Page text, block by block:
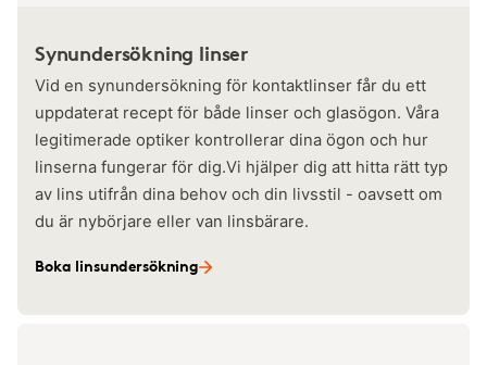
Synundersökning linser
Vid en synundersökning för kontaktlinser får du ett
uppdaterat recept för både linser och glasögon. Våra
legitimerade optiker kontrollerar dina ögon och hur
linserna fungerar för dig.Vi hjälper dig att hitta rätt typ
av lins utifrån dina behov och din livsstil - oavsett om
du är nybörjare eller van linsbärare.
Boka linsundersökning